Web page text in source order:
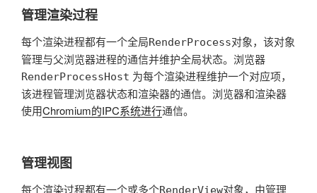
管理渲染过程
每个渲染进程都有一个全局RenderProcess对象，该对象
管理与父浏览器进程的通信并维护全局状态。浏览器
RenderProcessHost 为每个渲染进程维护一个对应项，
该进程管理浏览器状态和渲染器的通信。浏览器和渲染器
使用Chromium的IPC系统进行通信。
管理视图
每个渲染过程都有一个或多个RenderView对象，由管理